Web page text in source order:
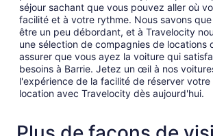
séjour sachant que vous pouvez aller où
facilité et à votre rythme. Nous savons
être un peu débordant, et à Travelocity
une sélection de compagnies de locations
assurer que vous ayez la voiture qui
besoins à Barrie. Jetez un œil à nos
l'expérience de la facilité de réserver
location avec Travelocity dès aujourd'hui.